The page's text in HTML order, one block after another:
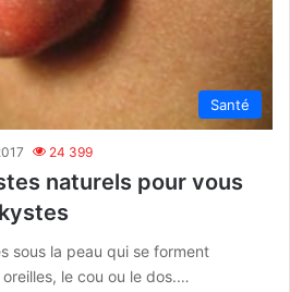
Santé
24 399
naturels pour vous
sous la peau qui se forment
le cou ou le dos.…